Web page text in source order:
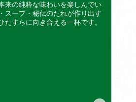
来の純粋な味わいを楽しんでい
スープ・秘伝のたれが作り出す
たすらに向き合える一杯です。